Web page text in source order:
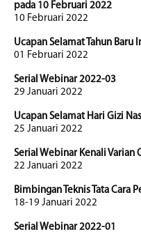
pada 10 Februari 2022
10 Februari 2022
Ucapan Selamat Tahun Baru
01 Februari 2022
Serial Webinar 2022-03
29 Januari 2022
Ucapan Selamat Hari Gizi
25 Januari 2022
Serial Webinar Kenali
22 Januari 2022
Bimbingan Teknis Tata Cara
18-19 Januari 2022
Serial Webinar 2022-01